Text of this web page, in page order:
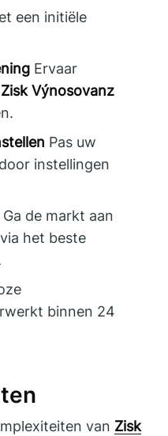
een initiële
Ervaar
Zisk Výnosovanz
Pas uw
instellingen
Ga de markt aan
het beste
binnen 24
van Zisk